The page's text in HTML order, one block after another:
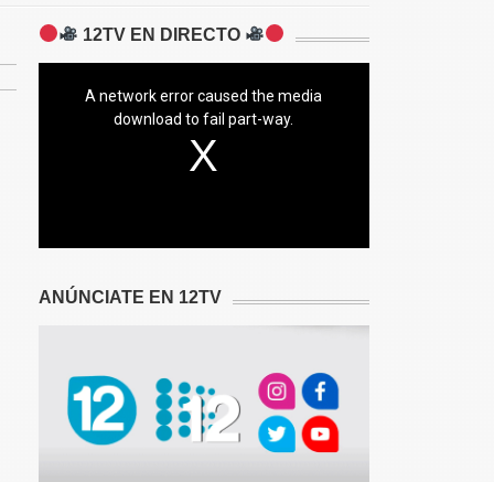
12TV EN DIRECTO
A network error caused the media
download to fail part-way.
ANÚNCIATE EN 12TV